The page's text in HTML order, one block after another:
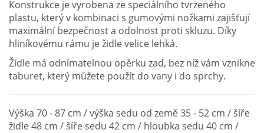
Konstrukce je vyrobena ze speciálního tvrzeného
plastu, který v kombinaci s gumovými nožkami zajišťují
maximální bezpečnost a odolnost proti skluzu. Díky
hliníkovému rámu je židle velice lehká.
Židle má odnímatelnou opěrku zad, bez níž vám vznikne
taburet, který můžete použít do vany i do sprchy.
Výška 70 - 87 cm / výška sedu od země 35 - 52 cm / šíře
židle 48 cm / šíře sedu 42 cm / hloubka sedu 40 cm /